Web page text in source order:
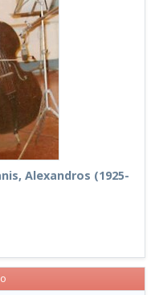
Alexandros (1925-